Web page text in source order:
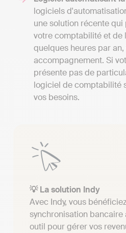
logiciels
une solution récente
votre comptabilité et de
quelques heures par
accompagnement. Si
présente pas de
logiciel de comptabilité
vos besoins.
💡 La solution Indy
Avec Indy, vous
synchronisation bancaire
outil pour gérer vos